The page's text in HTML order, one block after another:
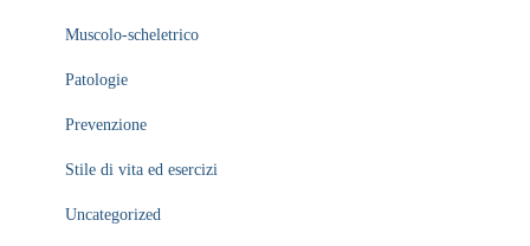
Muscolo-scheletrico
Patologie
Prevenzione
Stile di vita ed esercizi
Uncategorized